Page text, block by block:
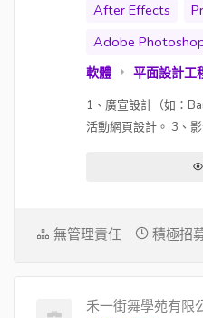
After Effects
Adobe
軟體 平面設計工
1、廣宣設計（如：
活動網頁設計。 3、
無管理責任 積極招
禾一街舞學苑有限